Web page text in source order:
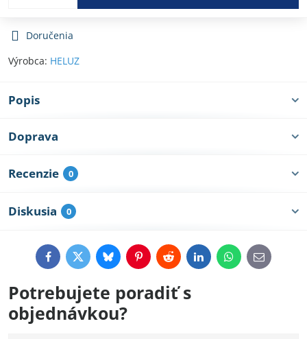
Doručenia
Výrobca: HELUZ
Popis
Doprava
Recenzie 0
Diskusia 0
FacebookTwitterBlueskyPinterestRedditLinkedInWhatsApp
E-
mail
Potrebujete poradiť s
objednávkou?